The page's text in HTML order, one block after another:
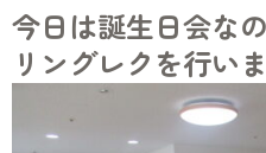
今日は誕生日会な
リングレクを行い